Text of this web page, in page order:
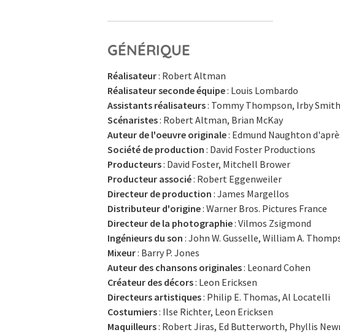
GÉNÉRIQUE
Réalisateur: Robert Altman
Réalisateur seconde équipe: Louis Lombardo
Assistants réalisateurs: Tommy Thompson, Irby
Scénaristes: Robert Altman, Brian McKay
Auteur de l'oeuvre originale: Edmund Naughton
Société de production : David Foster Productions
Producteurs: David Foster, Mitchell Brower
Producteur associé: Robert Eggenweiler
Directeur de production : James Margellos
Distributeur d'origine: Warner Bros. Pictures France
Directeur de la photographie: Vilmos Zsigmond
Ingénieurs du son : John W. Gusselle, William A.
Mixeur: Barry P. Jones
Auteur des chansons originales: Leonard Cohen
Créateur des décors: Leon Ericksen
Directeurs artistiques: Philip E. Thomas, Al Locatelli
Costumiers: Ilse Richter, Leon Ericksen
Maquilleurs: Robert Jiras, Ed Butterworth, Phyllis